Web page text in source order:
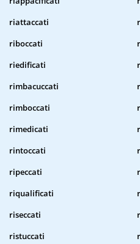
riattaccati
riboccati
riedificati
rimbacuccati
rimboccati
rimedicati
rintoccati
ripeccati
riqualificati
riseccati
ristuccati